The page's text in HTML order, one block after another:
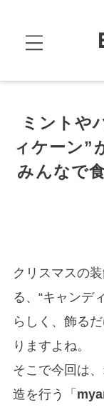
ミントや
ィケーン”
みんなで
クリスマスの
る、“キャンデ
らしく、飾る
りますよね。
そこで今回は
造を行う「